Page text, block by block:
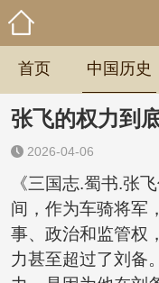
首页 中国历史
张飞的权力到
2026-04-06
《三国志.蜀书.张
间，作为车骑将军
事、政治和监管权
力甚至超过了刘备